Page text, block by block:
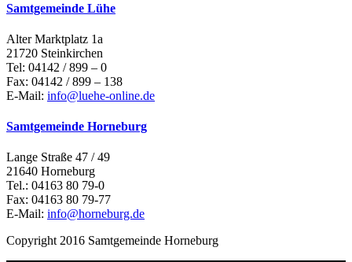
Samtgemeinde Lühe
Alter Marktplatz 1a
21720 Steinkirchen
Tel: 04142 / 899 – 0
Fax: 04142 / 899 – 138
E-Mail: info@luehe-online.de
Samtgemeinde Horneburg
Lange Straße 47 / 49
21640 Horneburg
Tel.: 04163 80 79-0
Fax: 04163 80 79-77
E-Mail: info@horneburg.de
Copyright 2016 Samtgemeinde Horneburg